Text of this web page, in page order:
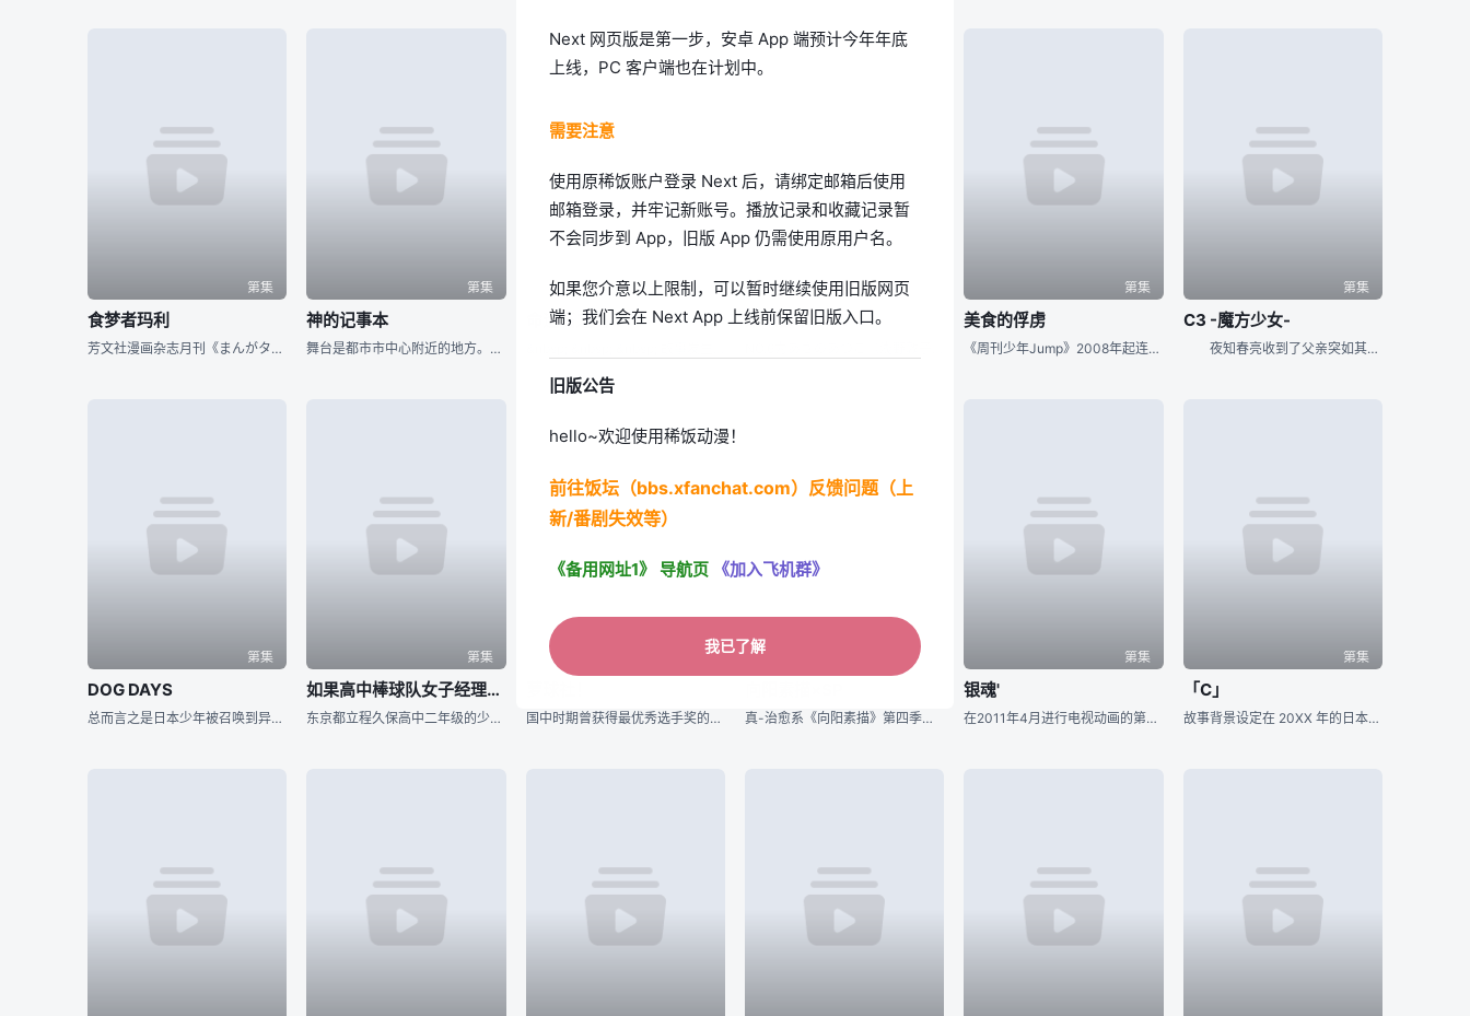
第集
食梦者玛利
芳文社漫画杂志月刊《まんがタイムきららForward》人气连载作品，讲述能看见他人梦境的高中生藤原梦路，某天遇到了从“幻界”徘徊到“现界”的少女玛莉。玛莉因为一些事故而导致了失忆而被逼留在“现界”。梦
第集
神的记事本
舞台是都市市中心附近的地方。描写著普通的高中生藤岛鸣海与僱主侦探爱丽丝、与她的助手尼特族们活跃的故事。故事当中有些描写了现实中暴力集团、与毒品等事件。同时也是描写尼特族青少年有点不堪、有点可笑，又带著
第集
命运石之门
第集
未来都市NO.6
第集
美食的俘虏
《周刊少年Jump》2008年起连载中的人气漫画，是一部以“美食”为主的漫画作品，美食四天王之一的特瑞科为了完成自己的全餐菜单，踏上了寻找珍奇美食的旅程。 CAST トリコ：置鮎龙太郎 小松：朴璐
第集
C3 -魔方少女-
夜知春亮收到了父亲突如其来自国外寄回家的宅配，那是一个非常重的神秘黑色立方体。感到疑惑的春亮，虽然隐约觉得有麻烦的事要发生，但还是漫不在意地将其搁置不管。 ——就在当晚，睡醒的春亮听到了可疑
第集
DOG DAYS
总而言之是日本少年被召唤到异世界的兽耳王国成为勇士的故事。 国同士の「戦」が频繁に行われる世界「フロニャルド」。 隣国・ガレット狮子団领国からの侵略戦争を受けるビスコッティ共和国。 ガレット
第集
如果高中棒球队女子经理读了彼得·德鲁克
东京都立程久保高中二年级的少女川岛南，去看住院的好友宫田夕纪，决定代替已住院的夕纪，帮忙加入棒球部当经理。其个人宣言鲁莽，她一心想带着棒球部打进甲子园。但平日全是看而不做，不知怎样才好时，在书店内误拿
第集
国中时期曾获得最优秀选手奖的男主角长谷川昴，因为篮球社社长的关系而使他在高中的篮球活动被禁止，正当他灰心之际，他那在国小当老师的阿姨篁美星介绍他到私立慧心学园初等部教萝莉打篮球。 于是就这样，被半强
第集
真-治愈系《向阳素描》第四季预热用OVA
第集
银魂'
在2011年4月进行电视动画的第二期播放，集数承接第一期，从第202话开始。第二期动画标题做了小改动。以《银魂&#39;》做为新标题，即在原标题的魂字右上角加了一点。
第集
「C」
故事背景设定在 20XX 年的日本，国家背负着巨大的财政赤字，被称为是经济崩坏、日本的末日。但是，某个叫做“Sovereign Wealth Fund”的新兴政府系金融机构，凭着成功运用政府资金，实现
Next 网页版是第一步，安卓 App 端预计今年年底
上线，PC 客户端也在计划中。
需要注意
使用原稀饭账户登录 Next 后，请绑定邮箱后使用
邮箱登录，并牢记新账号。播放记录和收藏记录暂
不会同步到 App，旧版 App 仍需使用原用户名。
如果您介意以上限制，可以暂时继续使用旧版网页
端；我们会在 Next App 上线前保留旧版入口。
旧版公告
hello~欢迎使用稀饭动漫！
前往饭坛（bbs.xfanchat.com）反馈问题（上
新/番剧失效等）
《备用网址1》 导航页 《加入飞机群》
我已了解